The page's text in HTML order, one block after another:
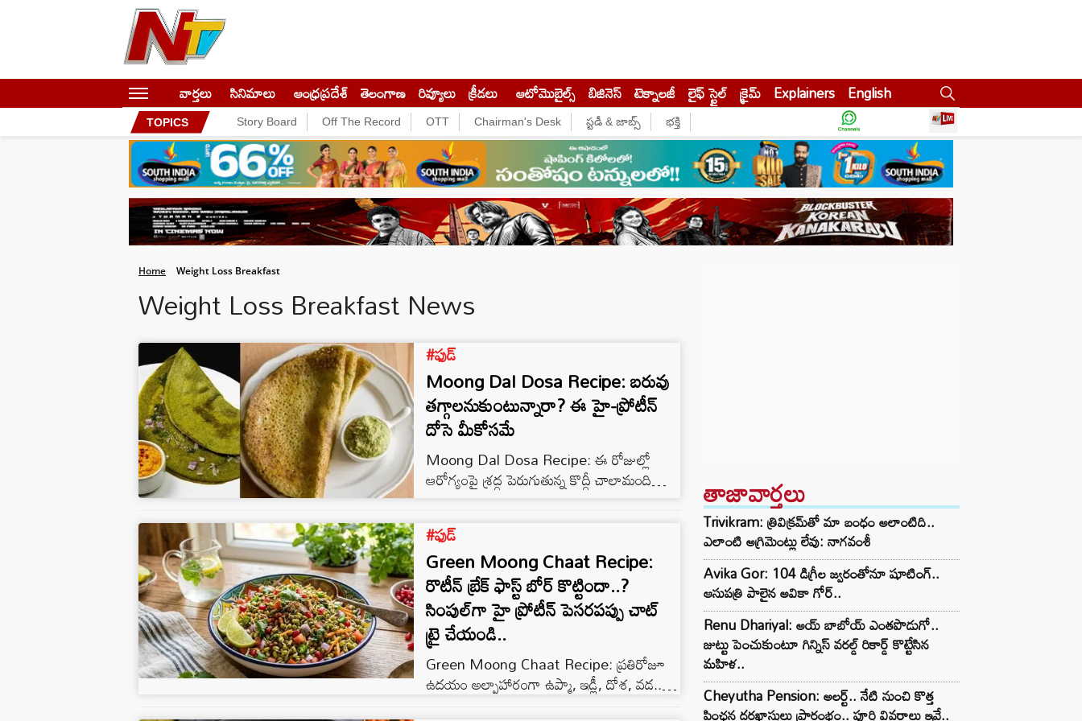
వార్తలు సినిమాలు ఆంధ్రప్రదేశ్ తెలంగాణ రివ్యూలు క్రీడలు ఆటోమొబైల్స్ బిజినెస్‌ టెక్నాలజీ లైఫ్ స్టైల్ క్రైమ్ Explainers English
TOPICS Story Board Off The Record OTT Chairman's Desk స్టడీ & జాబ్స్ భక్తి
Home Weight Loss Breakfast
Weight Loss Breakfast News
#ఫుడ్
Moong Dal Dosa Recipe: బరువు
తగ్గాలనుకుంటున్నారా? ఈ హై-ప్రోటీన్
దోసె మీకోసమే
Moong Dal Dosa Recipe: ఈ రోజుల్లో
ఆరోగ్యంపై శ్రద్ధ పెరుగుతున్న కొద్దీ చాలామంది
ప్రోటీన్ అధికంగా ఉండే ఆహారాలవైపు మొగ్గు
చూపుతున్నారు. అలాంటి వారికి రుచి, ఆరోగ్యం
రెండింటినీ అందించే అద్భుతమైన వంటకం
కరకరలాడే పెసరపప్పు దోసె. సాధారణ మసాలా
దోసెలకు భిన్నంగా, పెసరపప్పు మరియు బియ్యంతో
తయారయ్యే ఈ దోసె ప్రోటీన్, పీచు పదార్థాలు,
పోషకాలతో సమృద్ధిగా ఉంటుంది. దక్షిణ భారత
ఆహారంలో దోసెకు ప్రత్యేక స్థానం ఉంది. అయితే ఒకే
రకమైన మసాలా…
#ఫుడ్
Green Moong Chaat Recipe:
రొటీన్ బ్రేక్ ఫాస్ట్ బోర్ కొట్టిందా..?
సింపుల్‌గా హై ప్రోటీన్ పెసరపప్పు చాట్
ట్రై చేయండి..
Green Moong Chaat Recipe: ప్రతిరోజూ
ఉదయం అల్పాహారంగా ఉప్మా, ఇడ్లీ, దోశ, వడ..
ఇలా తింటూ విసిగిపోయిన వారికి పెసరపప్పు చాట్
తాజావార్తలు
Trivikram: త్రివిక్రమ్‌తో మా బంధం అలాంటిది..
ఎలాంటి అగ్రిమెంట్లు లేవు: నాగవంశీ
Avika Gor: 104 డిగ్రీల జ్వరంతోనూ షూటింగ్..
ఆసుపత్రి పాలైన అవికా గోర్..
Renu Dhariyal: అయ్ బాబోయ్ ఎంతపొడుగో..
జుట్టు పెంచుకుంటూ గిన్నిస్ వరల్డ్ రికార్డ్ కొట్టేసిన
మహిళ..
Cheyutha Pension: అలర్ట్.. నేటి నుంచి కొత్త
పింఛన్ల దరఖాస్తులు ప్రారంభం.. పూర్తి వివరాలు ఇవే..